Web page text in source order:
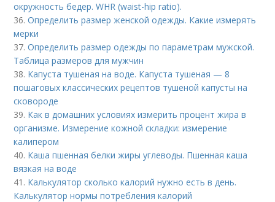
окружность бедер. WHR (waist-hip ratio).
36.Определить размер женской одежды. Какие измерять
мерки
37.Определить размер одежды по параметрам мужской.
Таблица размеров для мужчин
38. Капуста тушеная на воде. Капуста тушеная — 8
пошаговых классических рецептов тушеной капусты на
сковороде
39. Как в домашних условиях измерить процент жира в
организме. Измерение кожной складки: измерение
калипером
40. Каша пшенная белки жиры углеводы. Пшенная каша
вязкая на воде
41. Калькулятор сколько калорий нужно есть в день.
Калькулятор нормы потребления калорий